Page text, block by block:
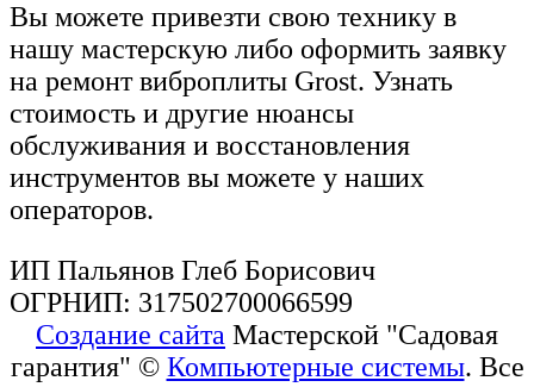
Вы можете привезти свою технику в
нашу мастерскую либо оформить заявку
на ремонт виброплиты Grost. Узнать
стоимость и другие нюансы
обслуживания и восстановления
инструментов вы можете у наших
операторов.
ИП Пальянов Глеб Борисович
ОГРНИП: 317502700066599
Создание сайта Мастерской "Садовая
гарантия" © Компьютерные системы. Все